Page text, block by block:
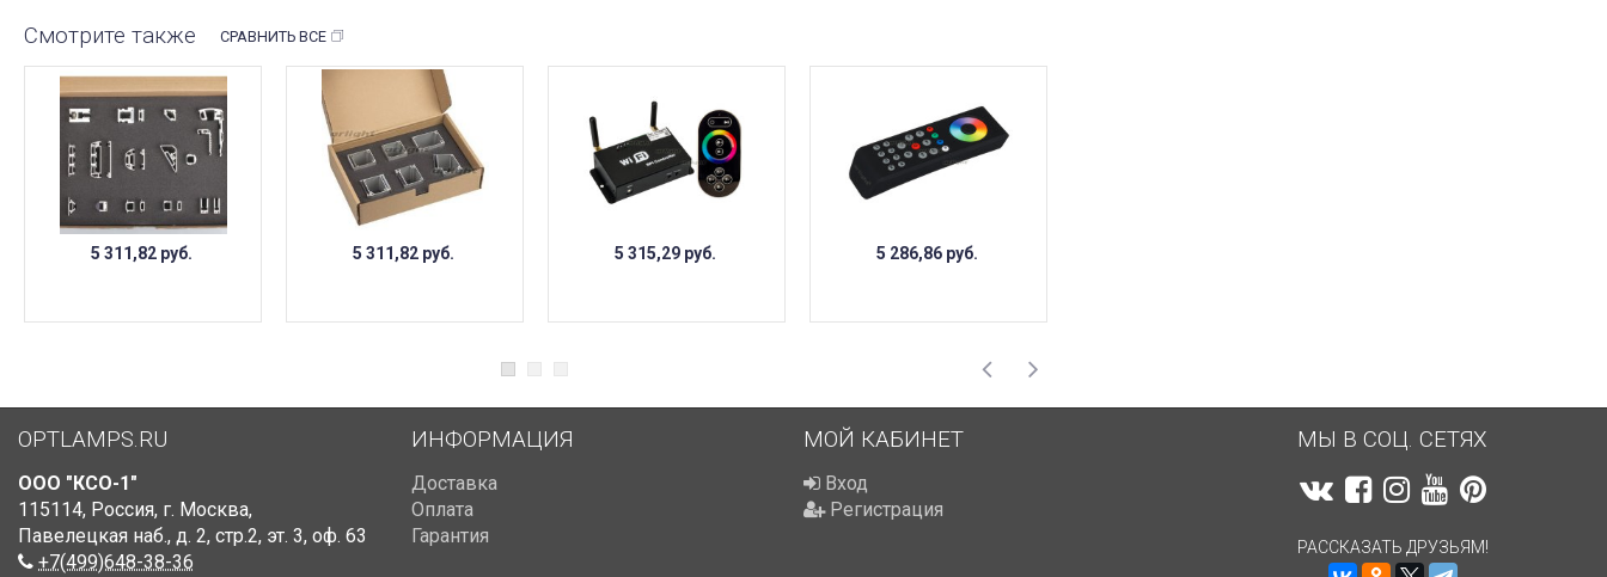
Смотрите также СРАВНИТЬ ВСЕ
5 311,82 руб. 5 311,82 руб. 5 315,29 руб. 5 286,86 руб.
OPTLAMPS.RU
ООО "КСО-1"
115114, Россия, г. Москва,
Павелецкая наб., д. 2, стр.2, эт. 3, оф. 63
+7(499)648-38-36
ИНФОРМАЦИЯ
Доставка
Оплата
Гарантия
МОЙ КАБИНЕТ
Вход
Регистрация
МЫ В СОЦ. СЕТЯХ
РАССКАЗАТЬ ДРУЗЬЯМ!